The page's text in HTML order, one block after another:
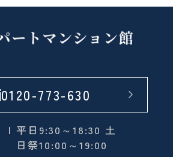
0120-773-630
| 平日9:30～18:30 土
日祭10:00～19:00